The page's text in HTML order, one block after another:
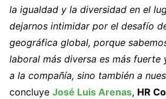
la igualdad y la diversidad en el
dejarnos intimidar por el desafío
geográfica global, porque
laboral más diversa es más fuerte
a la compañía, sino también a
concluye José Luis Arenas, HR